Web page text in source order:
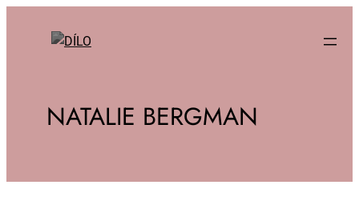
NATALIE BERGMAN